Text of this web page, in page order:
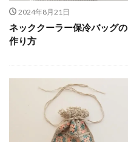
2024年8月21日
ネッククーラー保冷バッグの
作り方